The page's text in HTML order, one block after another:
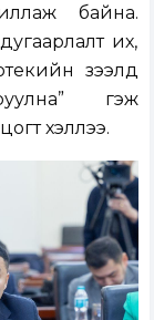
байна.
их,
зээлд
гэж
хэллээ.